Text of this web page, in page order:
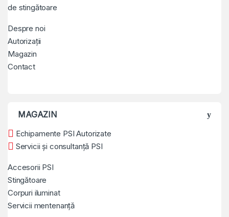
de stingătoare
Despre noi
Autorizații
Magazin
Contact
MAGAZIN
Echipamente PSI Autorizate
Servicii și consultanță PSI
Accesorii PSI
Stingătoare
Corpuri iluminat
Servicii mentenanță